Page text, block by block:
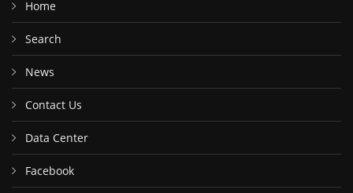
Home
Search
News
Contact Us
Data Center
Facebook